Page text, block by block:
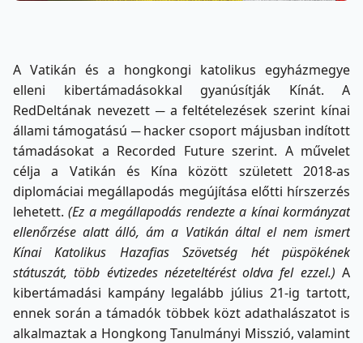
A Vatikán és a hongkongi katolikus egyházmegye
elleni kibertámadásokkal gyanúsítják Kínát. A
RedDeltának nevezett ─ a feltételezések szerint kínai
állami támogatású ─ hacker csoport májusban indított
támadásokat a Recorded Future szerint. A művelet
célja a Vatikán és Kína között született 2018-as
diplomáciai megállapodás megújítása előtti hírszerzés
lehetett.(Ez a megállapodás rendezte a kínai kormányzat
ellenőrzése alatt álló, ám a Vatikán által el nem ismert
Kínai Katolikus Hazafias Szövetség hét püspökének
státuszát, több évtizedes nézeteltérést oldva fel ezzel.) A
kibertámadási kampány legalább július 21-ig tartott,
ennek során a támadók többek közt adathalászatot is
alkalmaztak a Hongkong Tanulmányi Misszió, valamint